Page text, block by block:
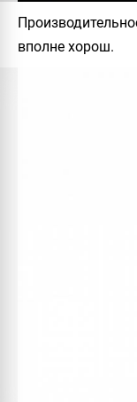
вполне хорош.